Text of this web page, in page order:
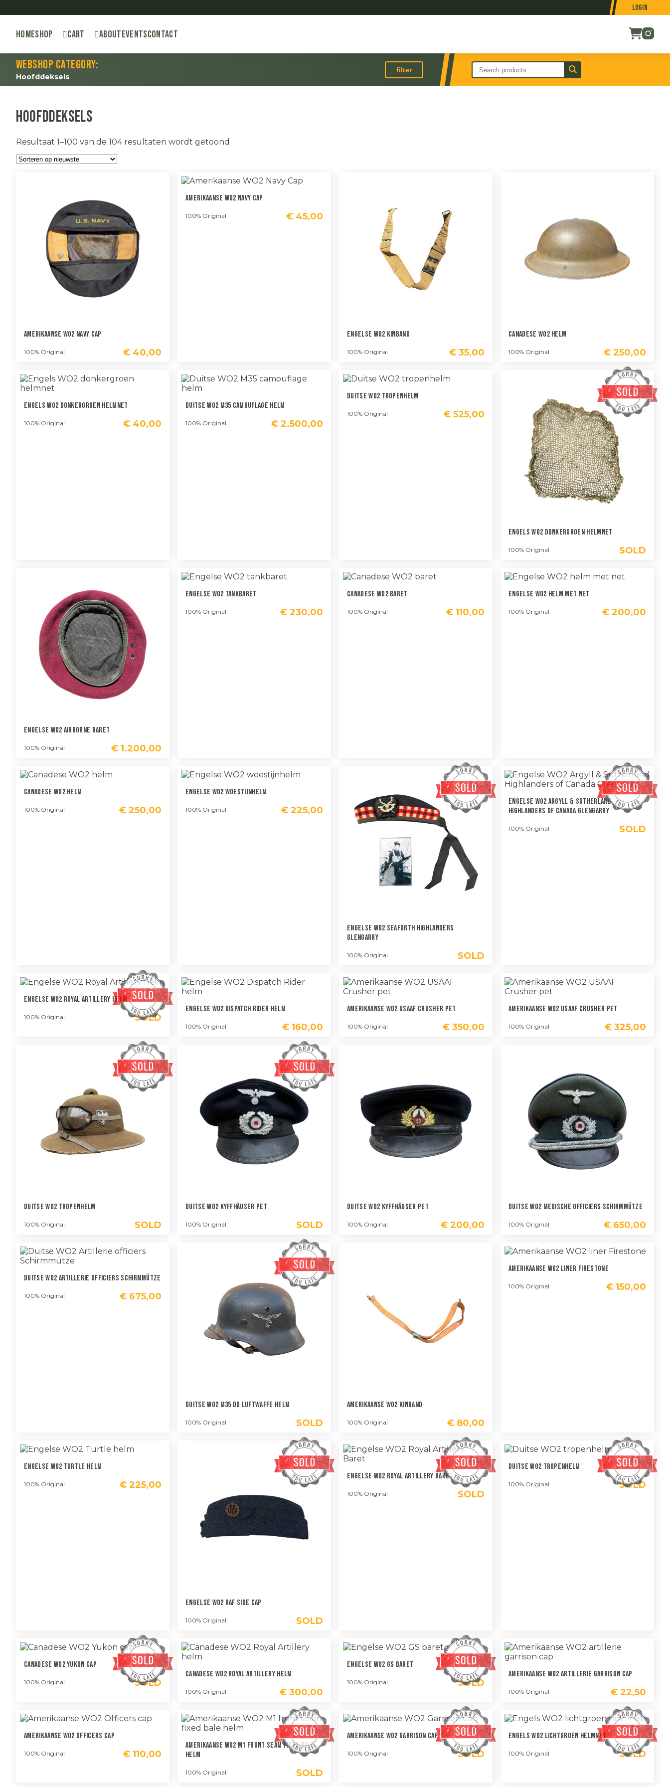
Login
HomeShop Cart AboutEventsContact
Webshop category:
Hoofddeksels
filter
Hoofddeksels
Resultaat 1–100 van de 104 resultaten wordt getoond
Amerikaanse WO2 Navy Cap
100% Original € 40,00
Amerikaanse WO2 Navy Cap
100% Original € 45,00
Engelse WO2 Kinband
100% Original € 35,00
Canadese WO2 Helm
100% Original € 250,00
Engels WO2 Donkergroen Helmnet
100% Original € 40,00
Duitse WO2 M35 Camouflage Helm
100% Original € 2.500,00
Duitse WO2 Tropenhelm
100% Original € 525,00
Engels WO2 Donkergroen Helmnet
100% Original SOLD
Engelse WO2 Airborne Baret
100% Original € 1.200,00
Engelse WO2 Tankbaret
100% Original € 230,00
Canadese WO2 Baret
100% Original € 110,00
Engelse WO2 Helm Met Net
100% Original € 200,00
Canadese WO2 Helm
100% Original € 250,00
Engelse WO2 Woestijnhelm
100% Original € 225,00
Engelse WO2 Seaforth Highlanders
Glengarry
100% Original SOLD
Engelse WO2 Argyll & Sutherland
Highlanders Of Canada Glengarry
100% Original SOLD
Engelse WO2 Royal Artillery Helm
100% Original SOLD
Engelse WO2 Dispatch Rider Helm
100% Original € 160,00
Amerikaanse WO2 USAAF Crusher Pet
100% Original € 350,00
Amerikaanse WO2 USAAF Crusher Pet
100% Original € 325,00
Duitse WO2 Tropenhelm
100% Original SOLD
Duitse WO2 Kyffhäuser Pet
100% Original SOLD
Duitse WO2 Kyffhäuser Pet
100% Original € 200,00
Duitse WO2 Medische Officiers Schirmmütze
100% Original € 650,00
Duitse WO2 Artillerie Officiers Schirmmütze
100% Original € 675,00
Duitse WO2 M35 DD Luftwaffe Helm
100% Original SOLD
Amerikaanse WO2 Kinband
100% Original € 80,00
Amerikaanse WO2 Liner Firestone
100% Original € 150,00
Engelse WO2 Turtle Helm
100% Original € 225,00
Engelse WO2 RAF Side Cap
100% Original SOLD
Engelse WO2 Royal Artillery Baret
100% Original SOLD
Duitse WO2 Tropenhelm
100% Original SOLD
Canadese WO2 Yukon Cap
100% Original SOLD
Canadese WO2 Royal Artillery Helm
100% Original € 300,00
Engelse WO2 GS Baret
100% Original SOLD
Amerikaanse WO2 Artillerie Garrison Cap
100% Original € 22,50
Amerikaanse WO2 Officers Cap
100% Original € 110,00
Amerikaanse WO2 M1 Front Seam Fixed Bale
Helm
100% Original SOLD
Amerikaanse WO2 Garrison Cap
100% Original SOLD
Engels WO2 Lichtgroen Helmnet
100% Original SOLD